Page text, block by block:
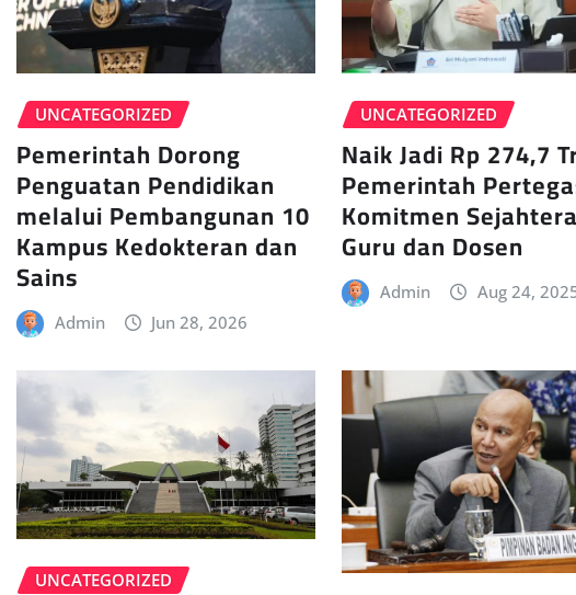
UNCATEGORIZED
Pemerintah Dorong
Penguatan Pendidikan
melalui Pembangunan 10
Kampus Kedokteran dan
Sains
Admin Jun 28, 2026
UNCATEGORIZED
Naik Jadi Rp 274,7
Pemerintah
Komitmen
Guru dan Dosen
Admin Aug 24,
UNCATEGORIZED